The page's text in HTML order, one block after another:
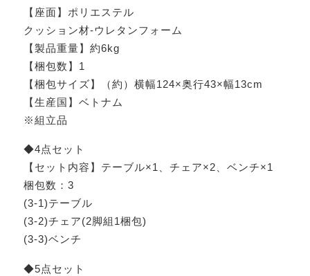
【座面】ポリエステル
クッション材‐ウレタンフォーム
【製品重量】約6kg
【梱包数】1
【梱包サイズ】（約）横幅124×奥行43×幅13cm
【生産国】ベトナム
※組立品
◆4点セット
【セット内容】テーブル×1、チェア×2、ベンチ×1
梱包数：3
(3-1)テーブル
(3-2)チェア(2脚組1梱包)
(3-3)ベンチ
◆5点セット